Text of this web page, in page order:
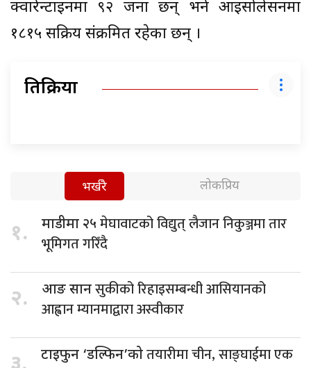
क्वारेन्टाइनमा ९२ जना छन् भने आइसोलेसनमा
१८१५ सक्रिय संक्रमित रहेका छन् ।
प्रतिक्रिया
भर्खरै लोकप्रिय
१. माडीमा २५ मेघावाटको विद्युत् लैजान निकुञ्जमा तार
भूमिगत गरिँदै
२. आङ सानसुकीको रिहाइसम्बन्धी आसियानको
आह्वान म्यानमाद्वारा अस्वीकार
टाइफुन ‘डल्फिन’कोतयारीमा चीन, साङ्घाईमा एक